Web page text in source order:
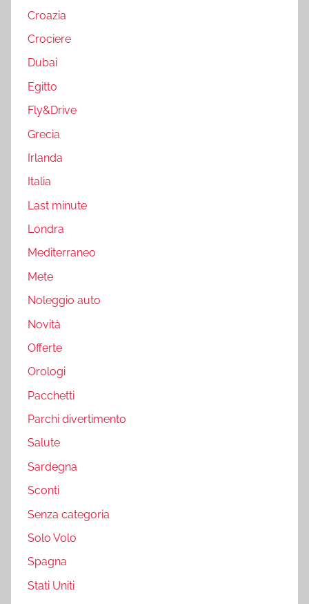
Croazia
Crociere
Dubai
Egitto
Fly&Drive
Grecia
Irlanda
Italia
Last minute
Londra
Mediterraneo
Mete
Noleggio auto
Novità
Offerte
Orologi
Pacchetti
Parchi divertimento
Salute
Sardegna
Sconti
Senza categoria
Solo Volo
Spagna
Stati Uniti